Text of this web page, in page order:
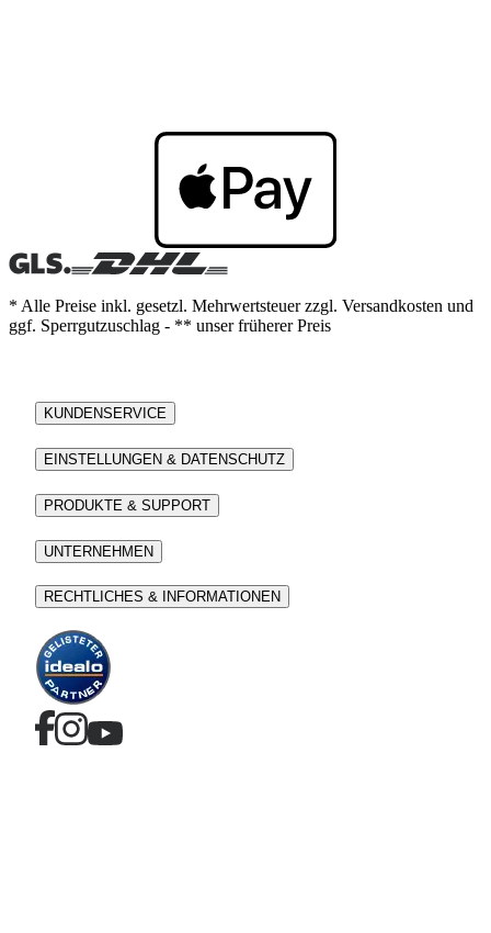
* Alle Preise inkl. gesetzl. Mehrwertsteuer zzgl. Versandkosten und
ggf. Sperrgutzuschlag - ** unser früherer Preis
KUNDENSERVICE
EINSTELLUNGEN & DATENSCHUTZ
PRODUKTE & SUPPORT
UNTERNEHMEN
RECHTLICHES & INFORMATIONEN